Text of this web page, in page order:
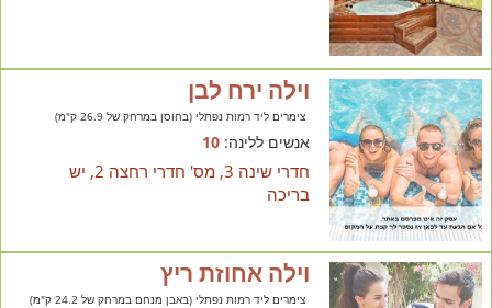
וילה ירח לבן
צימרים ליד רמות נפתלי (בחוסן במרחק של 26.9 ק"מ)
אנשים ללינה:10
חדרי שינה 3, מס' חדרי רחצה 2, יש
בריכה
וילה אחוזת ריץ
צימרים ליד רמות נפתלי (באבן מנחם במרחק של 24.2 ק"מ)